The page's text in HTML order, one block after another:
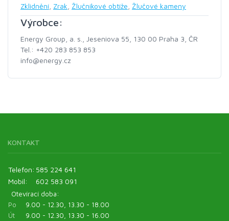
Zklidnění Zrak Žlučníkové obtíže Žlučové kameny
Výrobce:
Energy Group, a. s., Jeseniova 55, 130 00 Praha 3, ČR
Tel.: +420 283 853 853
info@energy.cz
KONTAKT
Telefon: 585 224 641
Mobil:
602 583 091
Otevírací doba:
Po
9.00 - 12.30, 13.30 - 18.00
Út
9.00 - 12.30, 13.30 - 16.00